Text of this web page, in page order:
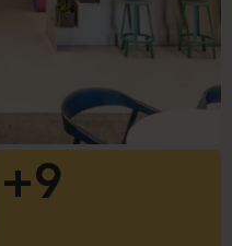
+9